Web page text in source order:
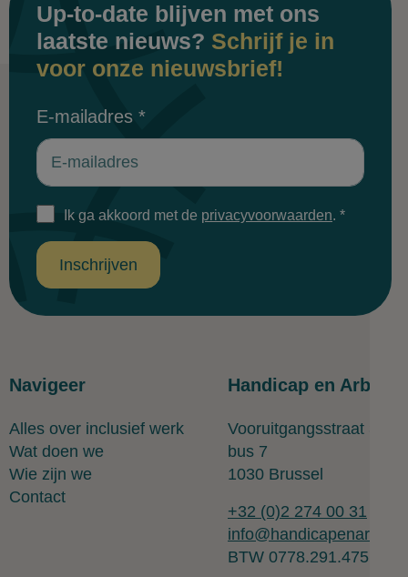
Up-to-date blijven met ons
laatste nieuws? Schrijf je in
voor onze nieuwsbrief!
E-mailadres *
Ik ga akkoord met de privacyvoorwaarden. *
Inschrijven
Navigeer
Alles over inclusief werk
Wat doen we
Wie zijn we
Contact
Handicap en Arbeid
Vooruitgangsstraat 323
bus 7
1030 Brussel
+32 (0)2 274 00 31
BTW 0778.291.475